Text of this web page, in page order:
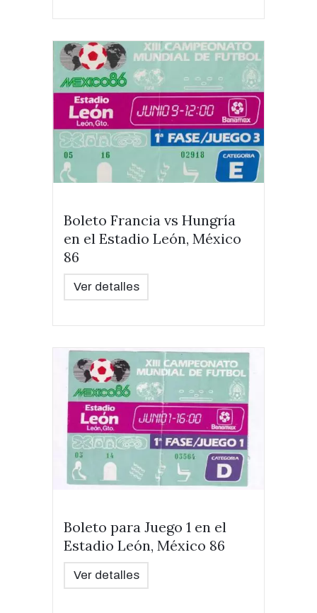
Boleto Francia vs Hungría
en el Estadio León, México
86
Ver detalles
Boleto para Juego 1 en el
Estadio León, México 86
Ver detalles